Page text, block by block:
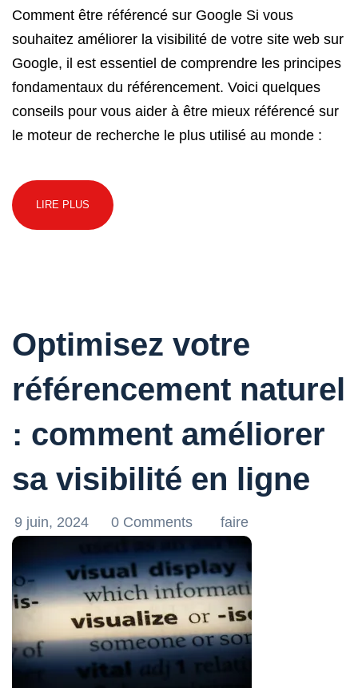
Comment être référencé sur Google Si vous
souhaitez améliorer la visibilité de votre site web sur
Google, il est essentiel de comprendre les principes
fondamentaux du référencement. Voici quelques
conseils pour vous aider à être mieux référencé sur
le moteur de recherche le plus utilisé au monde :
LIRE PLUS
Optimisez votre
référencement naturel
: comment améliorer
sa visibilité en ligne
9 juin, 2024 0 Comments faire